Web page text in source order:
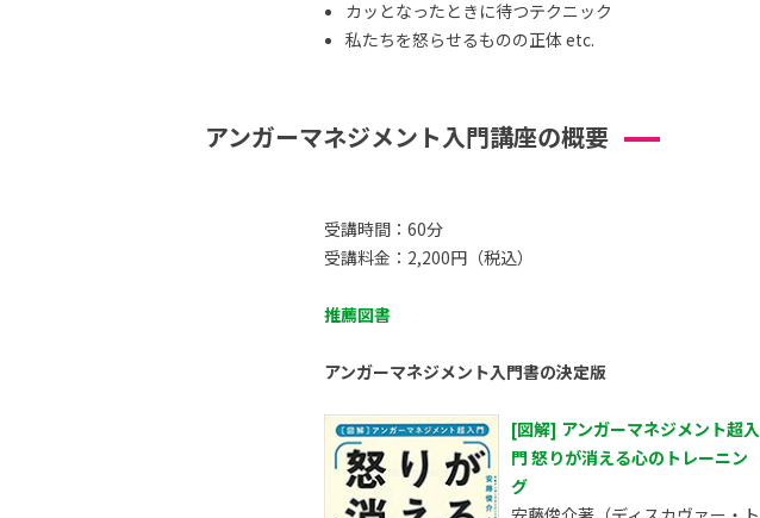
カッとなったときに待つテクニック
私たちを怒らせるものの正体 etc.
アンガーマネジメント入門講座の概要
受講時間：60分
受講料金：2,200円（税込）
推薦図書
アンガーマネジメント入門書の決定版
[図解] アンガーマネジメント超入
門 怒りが消える心のトレーニン
グ